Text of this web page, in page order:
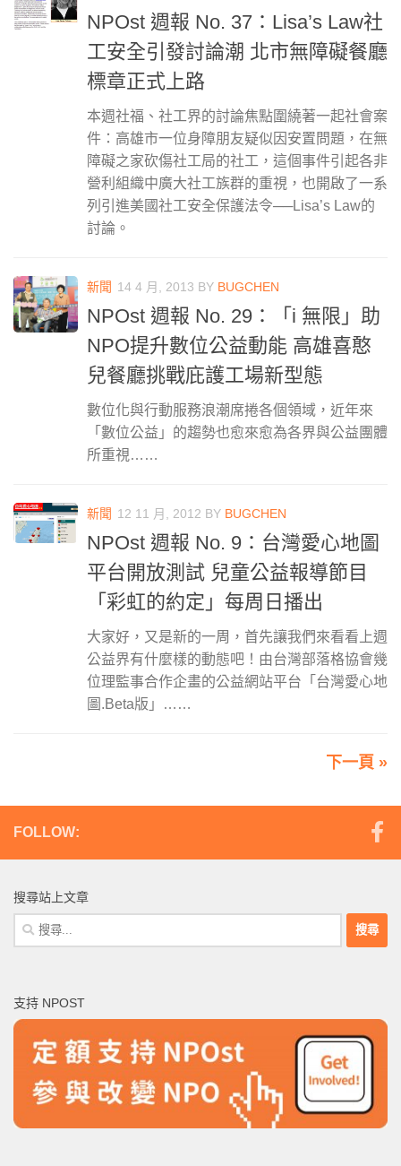
NPOst 週報 No. 37：Lisa’s Law社
工安全引發討論潮 北市無障礙餐廳
標章正式上路
本週社福、社工界的討論焦點圍繞著一起社會案
件：高雄市一位身障朋友疑似因安置問題，在無
障礙之家砍傷社工局的社工，這個事件引起各非
營利組織中廣大社工族群的重視，也開啟了一系
列引進美國社工安全保護法令──Lisa’s Law的
討論。
新聞 14 4 月, 2013 BY BUGCHEN
NPOst 週報 No. 29：「i 無限」助
NPO提升數位公益動能 高雄喜憨
兒餐廳挑戰庇護工場新型態
數位化與行動服務浪潮席捲各個領域，近年來
「數位公益」的趨勢也愈來愈為各界與公益團體
所重視……
新聞 12 11 月, 2012 BY BUGCHEN
NPOst 週報 No. 9：台灣愛心地圖
平台開放測試 兒童公益報導節目
「彩虹的約定」每周日播出
大家好，又是新的一周，首先讓我們來看看上週
公益界有什麼樣的動態吧！由台灣部落格協會幾
位理監事合作企畫的公益網站平台「台灣愛心地
圖.Beta版」……
下一頁 »
FOLLOW:
搜尋站上文章
搜
尋
字:
支持 NPOST